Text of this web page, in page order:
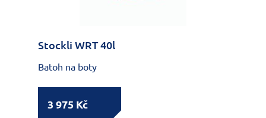
Stockli WRT 40l
Batoh na boty
3 975 Kč